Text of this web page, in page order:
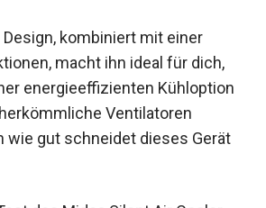
kombiniert mit einer
macht ihn ideal für dich,
energieeffizienten Kühloption
Ventilatoren
wie gut schneidet dieses Gerät